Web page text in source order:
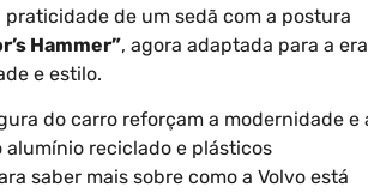
de um sedã com a postura
Hammer”, agora adaptada para a era
e estilo.
do carro reforçam a modernidade e
alumínio reciclado e plásticos
saber mais sobre como a Volvo está